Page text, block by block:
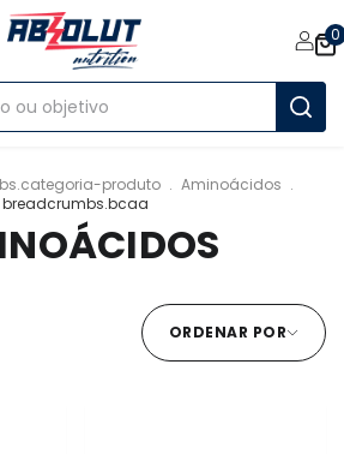
0
produto . Aminoácidos .
breadcrumbs.bcaa
ORDENAR POR